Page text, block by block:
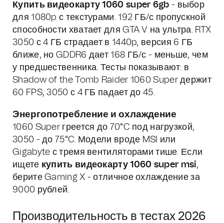
Купить видеокарту 1060 super 6gb - выбор
для 1080p с текстурами. 192 ГБ/с пропускной
способности хватает для GTA V на ультра. RTX
3050 с 4 ГБ страдает в 1440p, версия 6 ГБ
ближе, но GDDR6 дает 168 ГБ/с - меньше, чем
у предшественника. Тесты показывают: в
Shadow of the Tomb Raider 1060 Super держит
60 FPS, 3050 с 4 ГБ падает до 45.
Энергопотребление и охлаждение
1060 Super греется до 70°C под нагрузкой,
3050 - до 75°C. Модели вроде MSI или
Gigabyte с тремя вентиляторами тише. Если
ищете купить видеокарту 1060 super msi,
берите Gaming X - отличное охлаждение за
9000 рублей.
Производительность в тестах 2026